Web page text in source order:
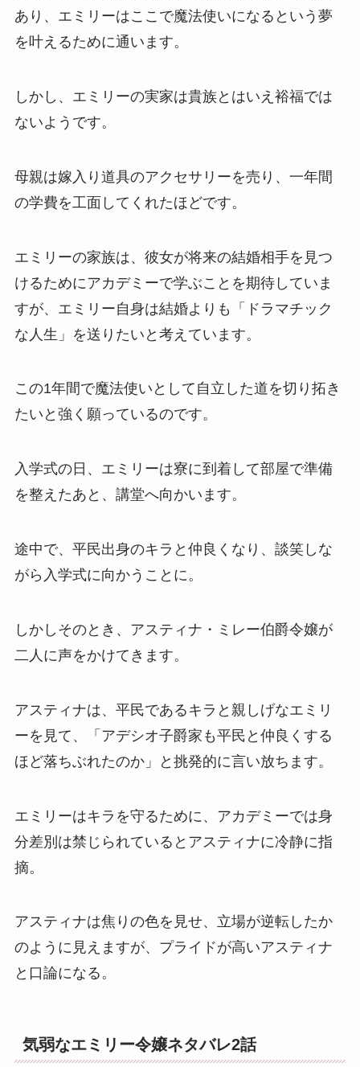
あり、エミリーはここで魔法使いになるという夢
を叶えるために通います。
しかし、エミリーの実家は貴族とはいえ裕福では
ないようです。
母親は嫁入り道具のアクセサリーを売り、一年間
の学費を工面してくれたほどです。
エミリーの家族は、彼女が将来の結婚相手を見つ
けるためにアカデミーで学ぶことを期待していま
すが、エミリー自身は結婚よりも「ドラマチック
な人生」を送りたいと考えています。
この1年間で魔法使いとして自立した道を切り拓き
たいと強く願っているのです。
入学式の日、エミリーは寮に到着して部屋で準備
を整えたあと、講堂へ向かいます。
途中で、平民出身のキラと仲良くなり、談笑しな
がら入学式に向かうことに。
しかしそのとき、アスティナ・ミレー伯爵令嬢が
二人に声をかけてきます。
アスティナは、平民であるキラと親しげなエミリ
ーを見て、「アデシオ子爵家も平民と仲良くする
ほど落ちぶれたのか」と挑発的に言い放ちます。
エミリーはキラを守るために、アカデミーでは身
分差別は禁じられているとアスティナに冷静に指
摘。
アスティナは焦りの色を見せ、立場が逆転したか
のように見えますが、プライドが高いアスティナ
と口論になる。
気弱なエミリー令嬢ネタバレ2話